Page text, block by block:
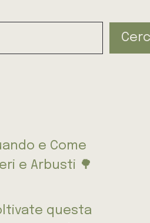
e Come
e Arbusti 🌳
questa